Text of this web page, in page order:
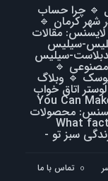
🔹 چرا حساب
کرمان 🔹
مقالات
سیلیس
سیلیس
🔹
🔹 وبلاگ
لوستر اتاق خواب
You Can
محصولات
What
سبز تو -
تماس با ما